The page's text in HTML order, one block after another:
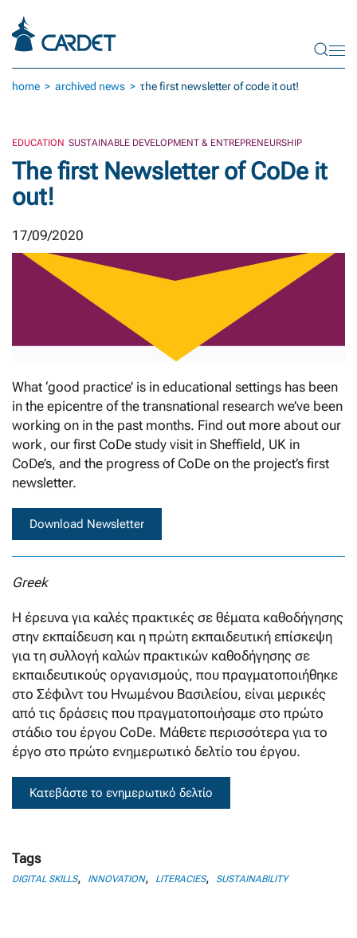
Skip to main content
home archived news τhe first newsletter of code it out!
EDUCATION SUSTAINABLE DEVELOPMENT & ENTREPRENEURSHIP
Τhe first Newsletter of CoDe it
out!
17/09/2020
What ‘good practice’ is in educational settings has been
in the epicentre of the transnational research we’ve been
working on in the past months. Find out more about our
work, our first CoDe study visit in Sheffield, UK in
CoDe’s, and the progress of CoDe on the project’s first
newsletter.
Download Newsletter
Greek
Η έρευνα για καλές πρακτικές σε θέματα καθοδήγησης
στην εκπαίδευση και η πρώτη εκπαιδευτική επίσκεψη
για τη συλλογή καλών πρακτικών καθοδήγησης σε
εκπαιδευτικούς οργανισμούς, που πραγματοποιήθηκε
στο Σέφιλντ του Ηνωμένου Βασιλείου, είναι μερικές
από τις δράσεις που πραγματοποιήσαμε στο πρώτο
στάδιο του έργου CoDe. Μάθετε περισσότερα για το
έργο στο πρώτο ενημερωτικό δελτίο του έργου.
Κατεβάστε το ενημερωτικό δελτίο
Tags
DIGITAL SKILLS, INNOVATION, LITERACIES, SUSTAINABILITY